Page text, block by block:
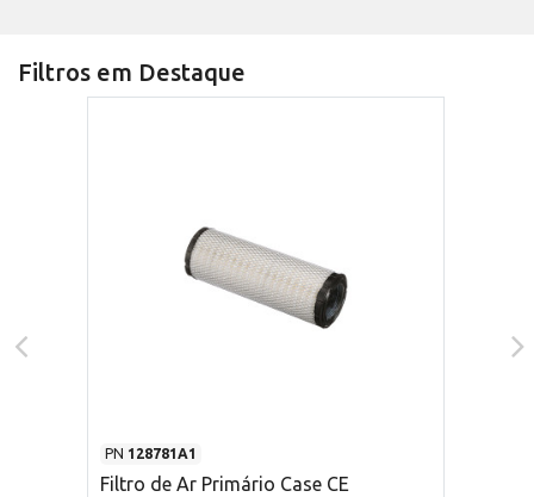
Filtros em Destaque
PN 128781A1
Filtro de Ar Primário Case CE